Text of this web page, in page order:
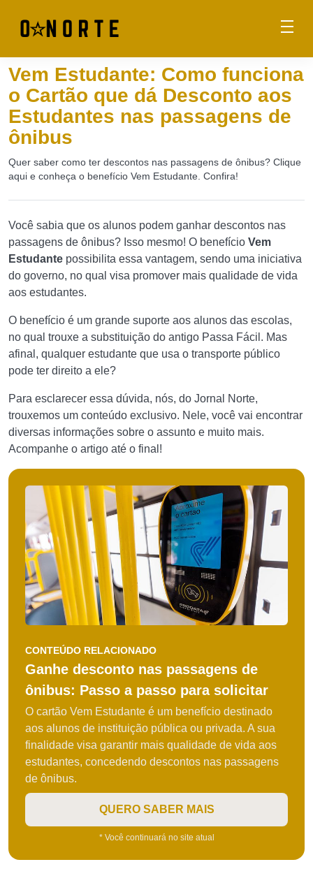
Vem Estudante: Como funciona
o Cartão que dá Desconto aos
Estudantes nas passagens de
ônibus
Quer saber como ter descontos nas passagens de ônibus? Clique
aqui e conheça o benefício Vem Estudante. Confira!
Você sabia que os alunos podem ganhar descontos nas
passagens de ônibus? Isso mesmo! O benefício Vem
Estudante possibilita essa vantagem, sendo uma iniciativa
do governo, no qual visa promover mais qualidade de vida
aos estudantes.
O benefício é um grande suporte aos alunos das escolas,
no qual trouxe a substituição do antigo Passa Fácil. Mas
afinal, qualquer estudante que usa o transporte público
pode ter direito a ele?
Para esclarecer essa dúvida, nós, do Jornal Norte,
trouxemos um conteúdo exclusivo. Nele, você vai encontrar
diversas informações sobre o assunto e muito mais.
Acompanhe o artigo até o final!
CONTEÚDO RELACIONADO
Ganhe desconto nas passagens de
ônibus: Passo a passo para solicitar
O cartão Vem Estudante é um benefício destinado
aos alunos de instituição pública ou privada. A sua
finalidade visa garantir mais qualidade de vida aos
estudantes, concedendo descontos nas passagens
de ônibus.
QUERO SABER MAIS
* Você continuará no site atual